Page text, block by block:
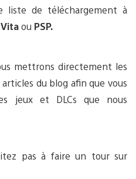
liste de téléchargement à
Vitaou PSP.
mettrons directement les
du blog afin que vous
jeux et DLCs que nous
pas à faire un tour sur